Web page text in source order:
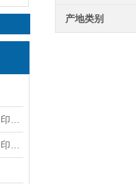
产地类别